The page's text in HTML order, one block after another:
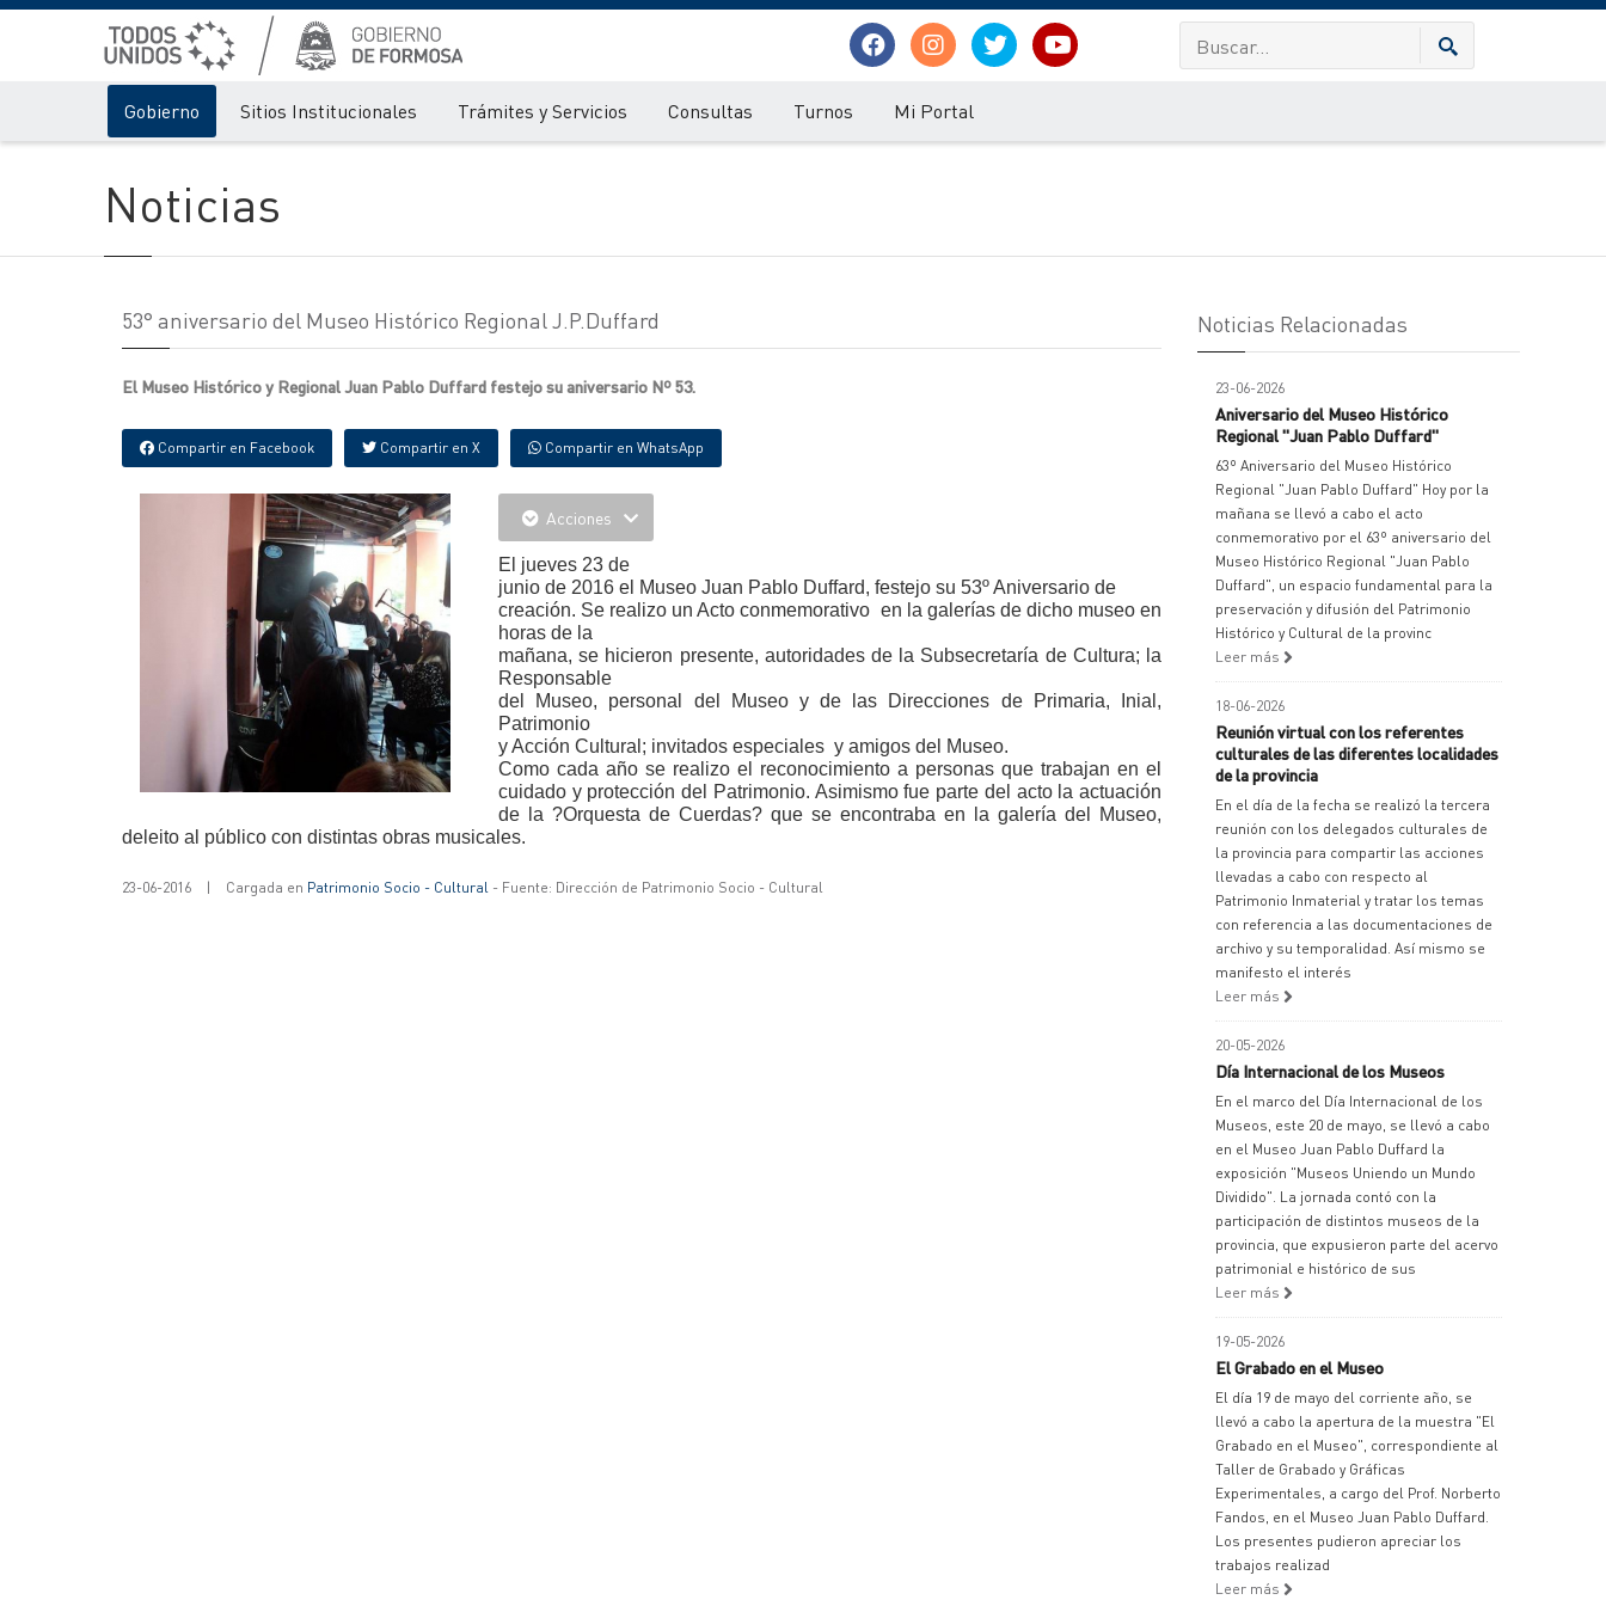
Gobierno Sitios Institucionales Trámites y Servicios Consultas Turnos Mi Portal
Noticias
53° aniversario del Museo Histórico Regional J.P.Duffard
El Museo Histórico y Regional Juan Pablo Duffard festejo su aniversario Nº 53.
Compartir en Facebook Compartir en X Compartir en WhatsApp
Acciones
El jueves 23 de
junio de 2016 el Museo Juan Pablo Duffard, festejo su 53º Aniversario de
creación. Se realizo un Acto conmemorativo en la galerías de dicho museo en
horas de la
mañana, se hicieron presente, autoridades de la Subsecretaría de Cultura; la
Responsable
del Museo, personal del Museo y de las Direcciones de Primaria, Inial,
Patrimonio
y Acción Cultural; invitados especiales y amigos del Museo.
Como cada año se realizo el reconocimiento a personas que trabajan en el
cuidado y protección del Patrimonio. Asimismo fue parte del acto la actuación
de la ?Orquesta de Cuerdas? que se encontraba en la galería del Museo,
deleito al público con distintas obras musicales.
23-06-2016 | Cargada en Patrimonio Socio - Cultural - Fuente: Dirección de Patrimonio Socio - Cultural
Noticias Relacionadas
23-06-2026
Aniversario del Museo Histórico
Regional "Juan Pablo Duffard"
63º Aniversario del Museo Histórico
Regional "Juan Pablo Duffard" Hoy por la
mañana se llevó a cabo el acto
conmemorativo por el 63º aniversario del
Museo Histórico Regional "Juan Pablo
Duffard", un espacio fundamental para la
preservación y difusión del Patrimonio
Histórico y Cultural de la provinc
Leer más
18-06-2026
Reunión virtual con los referentes
culturales de las diferentes localidades
de la provincia
En el día de la fecha se realizó la tercera
reunión con los delegados culturales de
la provincia para compartir las acciones
llevadas a cabo con respecto al
Patrimonio Inmaterial y tratar los temas
con referencia a las documentaciones de
archivo y su temporalidad. Así mismo se
manifesto el interés
Leer más
20-05-2026
Día Internacional de los Museos
En el marco del Día Internacional de los
Museos, este 20 de mayo, se llevó a cabo
en el Museo Juan Pablo Duffard la
exposición "Museos Uniendo un Mundo
Dividido". La jornada contó con la
participación de distintos museos de la
provincia, que expusieron parte del acervo
patrimonial e histórico de sus
Leer más
19-05-2026
El Grabado en el Museo
El día 19 de mayo del corriente año, se
llevó a cabo la apertura de la muestra "El
Grabado en el Museo", correspondiente al
Taller de Grabado y Gráficas
Experimentales, a cargo del Prof. Norberto
Fandos, en el Museo Juan Pablo Duffard.
Los presentes pudieron apreciar los
trabajos realizad
Leer más